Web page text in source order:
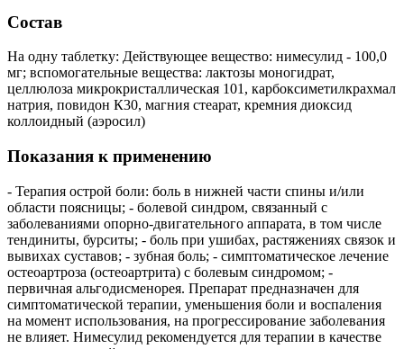
Состав
На одну таблетку: Действующее вещество: нимесулид - 100,0
мг; вспомогательные вещества: лактозы моногидрат,
целлюлоза микрокристаллическая 101, карбоксиметилкрахмал
натрия, повидон К30, магния стеарат, кремния диоксид
коллоидный (аэросил)
Показания к применению
- Терапия острой боли: боль в нижней части спины и/или
области поясницы; - болевой синдром, связанный с
заболеваниями опорно-двигательного аппарата, в том числе
тендиниты, бурситы; - боль при ушибах, растяжениях связок и
вывихах суставов; - зубная боль; - симптоматическое лечение
остеоартроза (остеоартрита) с болевым синдромом; -
первичная альгодисменорея. Препарат предназначен для
симптоматической терапии, уменьшения боли и воспаления
на момент использования, на прогрессирование заболевания
не влияет. Нимесулид рекомендуется для терапии в качестве